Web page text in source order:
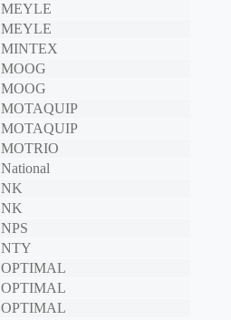
MEYLE
MEYLE
MINTEX
MOOG
MOOG
MOTAQUIP
MOTAQUIP
MOTRIO
National
NK
NK
NPS
NTY
OPTIMAL
OPTIMAL
OPTIMAL